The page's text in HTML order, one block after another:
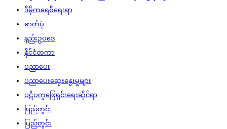
ဒီမိုကရေစီရေးရာ
ဓာတ်ပုံ
နည်းဥပဒေ
နိုင်ငံတကာ
ပညာပေး
ပညာပေးဆွေးနွေးမှုများ
ပဋိပက္ခဖြေရှင်းရေးဆိုင်ရာ
ပြည်တွင်း
ပြည်တွင်း